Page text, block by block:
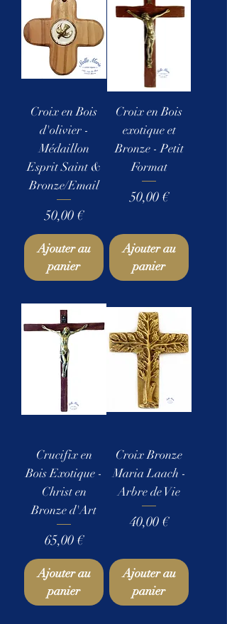
Croix en Bois
d'olivier -
Médaillon
Esprit Saint &
Bronze/Email
Prix
50,00 €
Ajouter au
panier
Croix en Bois
exotique et
Bronze - Petit
Format
Prix
50,00 €
Ajouter au
panier
Crucifix en
Bois Exotique -
Christ en
Bronze d'Art
Prix
65,00 €
Ajouter au
panier
Croix Bronze
Maria Laach -
Arbre de Vie
Prix
40,00 €
Ajouter au
panier